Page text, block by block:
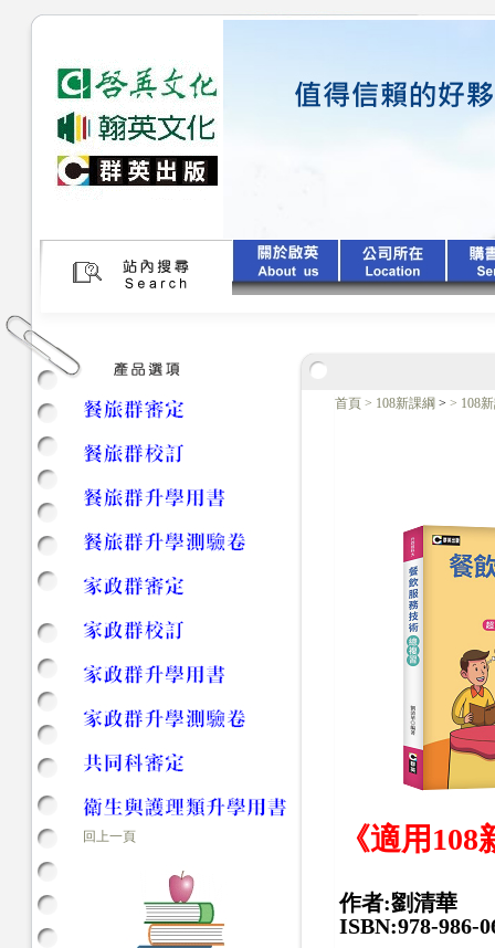
回上一頁
首頁 > 108新課綱 > > 108
《適用
作者:劉清華
ISBN:978-986-